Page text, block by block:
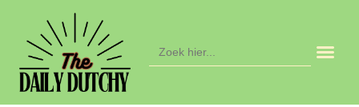
naar: